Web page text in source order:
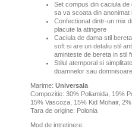
Set compus din caciula de
sa va scoata din anonimat
Confectionat dintr-un mix
placute la atingere
Caciula de dama stil
soft si are un detaliu stil
aminteste de bereta in stil
Stilul atemporal si
doamnelor sau
Marime: Universala
Compozitie: 30% Poliamida, 19%
15% Vascoza, 15% Kid Mohair,
Tara de origine: Polonia
Mod de intretinere: